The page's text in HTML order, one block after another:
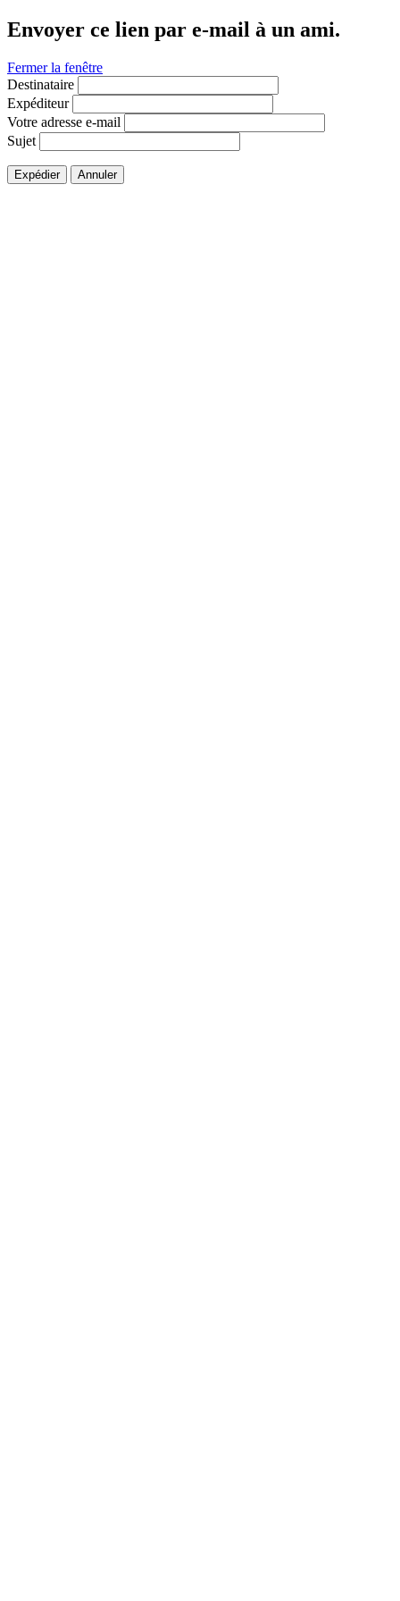
Envoyer ce lien par e-mail à un ami.
Fermer la fenêtre
Destinataire
Expéditeur
Votre adresse e-mail
Sujet
Expédier Annuler